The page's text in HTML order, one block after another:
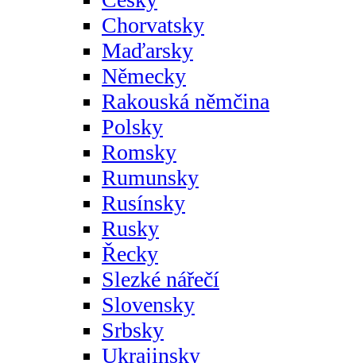
Chorvatsky
Maďarsky
Německy
Rakouská němčina
Polsky
Romsky
Rumunsky
Rusínsky
Rusky
Řecky
Slezké nářečí
Slovensky
Srbsky
Ukrajinsky